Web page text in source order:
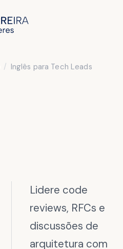
Inglês para Tech Leads
Lidere code
reviews, RFCs e
discussões de
arquitetura com